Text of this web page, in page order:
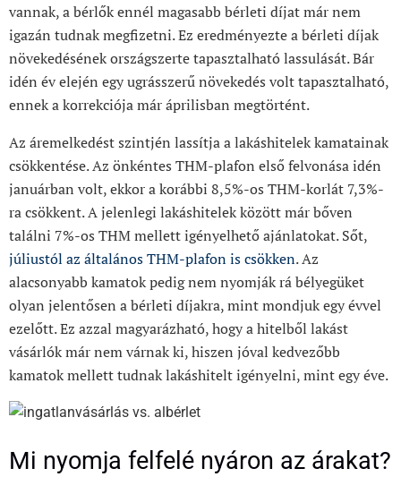
vannak, a bérlők ennél magasabb bérleti díjat már nem
igazán tudnak megfizetni. Ez eredményezte a bérleti díjak
növekedésének országszerte tapasztalható lassulását. Bár
idén év elején egy ugrásszerű növekedés volt tapasztalható,
ennek a korrekciója már áprilisban megtörtént.
Az áremelkedést szintjén lassítja a lakáshitelek kamatainak
csökkentése. Az önkéntes THM-plafon első felvonása idén
januárban volt, ekkor a korábbi 8,5%-os THM-korlát 7,3%-
ra csökkent. A jelenlegi lakáshitelek között már bőven
találni 7%-os THM mellett igényelhető ajánlatokat. Sőt,
júliustól az általános THM-plafon is csökken. Az
alacsonyabb kamatok pedig nem nyomják rá bélyegüket
olyan jelentősen a bérleti díjakra, mint mondjuk egy évvel
ezelőtt. Ez azzal magyarázható, hogy a hitelből lakást
vásárlók már nem várnak ki, hiszen jóval kedvezőbb
kamatok mellett tudnak lakáshitelt igényelni, mint egy éve.
Mi nyomja felfelé nyáron az árakat?